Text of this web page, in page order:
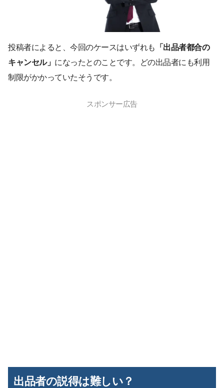
投稿者によると、今回のケースはいずれも 「出品者都合の
キャンセル」 になったとのことです。どの出品者にも利用
制限がかかっていたそうです。
スポンサー広告
出品者の説得は難しい？